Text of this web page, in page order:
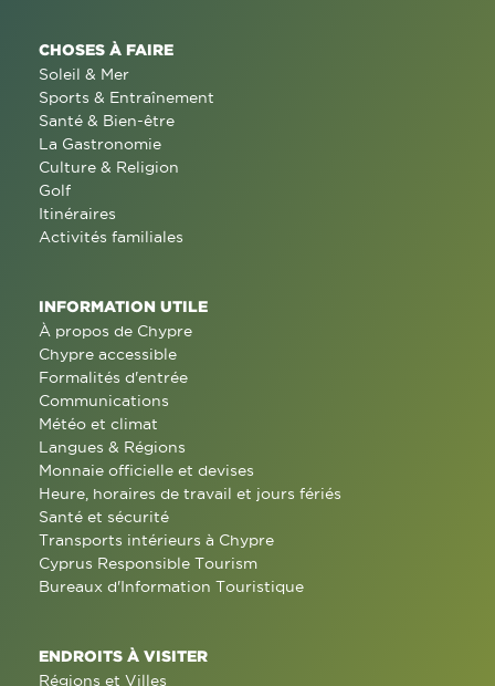
CHOSES À FAIRE
Soleil & Mer
Sports & Entraînement
Santé & Bien-être
La Gastronomie
Culture & Religion
Golf
Itinéraires
Activités familiales
INFORMATION UTILE
À propos de Chypre
Chypre accessible
Formalités d'entrée
Communications
Météo et climat
Langues & Régions
Monnaie officielle et devises
Heure, horaires de travail et jours fériés
Santé et sécurité
Transports intérieurs à Chypre
Cyprus Responsible Tourism
Bureaux d'Information Touristique
ENDROITS À VISITER
Régions et Villes